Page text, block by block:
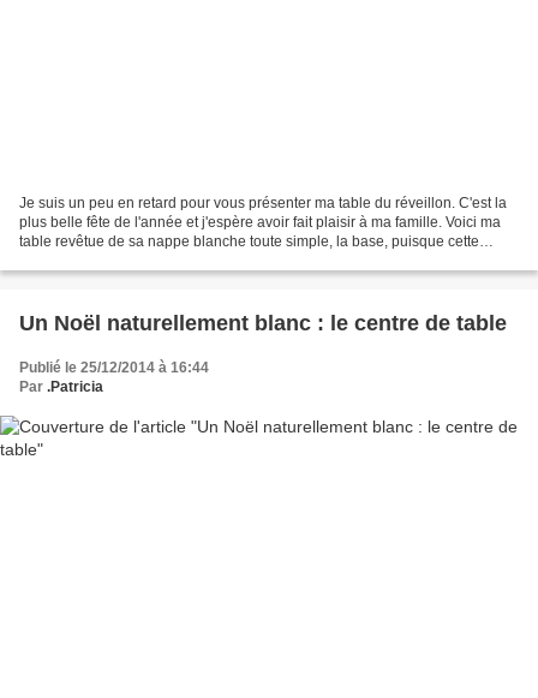
Je suis un peu en retard pour vous présenter ma table du réveillon. C'est la
plus belle fête de l'année et j'espère avoir fait plaisir à ma famille. Voici ma
table revêtue de sa nappe blanche toute simple, la base, puisque cette
Un Noël naturellement blanc : le centre de table
Publié le 25/12/2014 à 16:44
Par .Patricia